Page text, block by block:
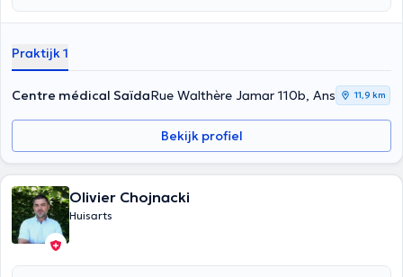
Praktijk 1
Centre médical SaïdaRue Walthère Jamar 110b, Ans 11,9 km
Bekijk profiel
Olivier Chojnacki
Huisarts